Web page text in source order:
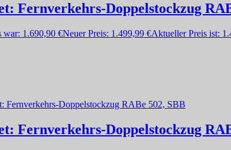
Fernverkehrs-Doppelstockzug
war: 1.690,90 €Neuer Preis: 1.499,99 €Aktueller Preis ist:
Fernverkehrs-Doppelstockzug